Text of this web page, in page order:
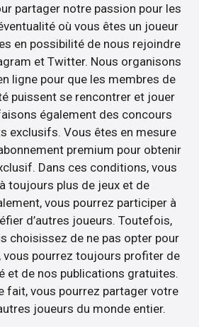
partager notre passion pour les
où vous êtes un joueur
en possibilité de nous rejoindre
et Twitter. Nous organisons
ligne pour que les membres de
puissent se rencontrer et jouer
également des concours
exclusifs. Vous êtes en mesure
premium pour obtenir
Dans ces conditions, vous
toujours plus de jeux et de
vous pourrez participer à
d’autres joueurs. Toutefois,
choisissez de ne pas opter pour
vous pourrez toujours profiter de
et de nos publications gratuites.
fait, vous pourrez partager votre
joueurs du monde entier.